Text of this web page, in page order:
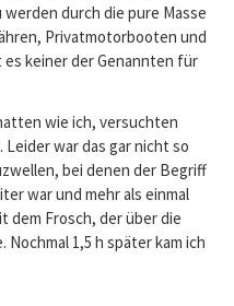
durch die pure Masse
Privatmotorbooten und
keiner der Genannten für
wie ich, versuchten
war das gar nicht so
bei denen der Begriff
war und mehr als einmal
dem Frosch, der über die
1,5 h später kam ich